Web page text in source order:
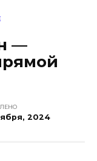
—
2024